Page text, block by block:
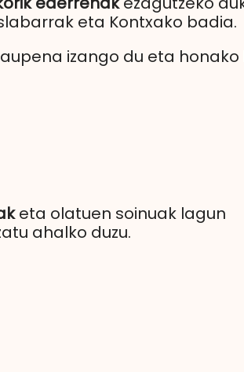
eta Kontxako badia.
izango du eta honako
eta olatuen soinuak lagun
ahalko duzu.